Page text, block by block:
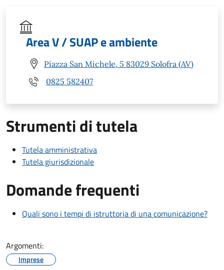
Area V / SUAP e ambiente
Piazza San Michele, 5 83029 Solofra (AV)
0825 582407
Strumenti di tutela
Tutela amministrativa
Tutela giurisdizionale
Domande frequenti
Quali sono i tempi di istruttoria di una comunicazione?
Argomenti:
Imprese